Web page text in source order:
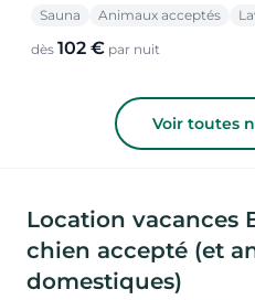
Sauna Animaux acceptés
dès 102 € par nuit
Voir toutes
Location vacances
chien accepté (et
domestiques)